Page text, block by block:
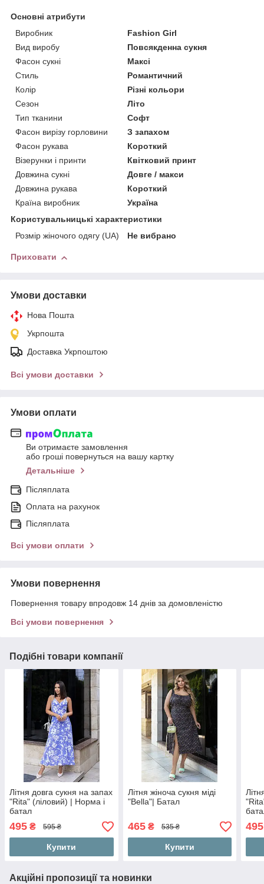
Основні атрибути
Виробник
Fashion Girl
Вид виробу
Повсякденна сукня
Фасон сукні
Максі
Стиль
Романтичний
Колір
Різні кольори
Сезон
Літо
Тип тканини
Софт
Фасон вирізу горловини
З запахом
Фасон рукава
Короткий
Візерунки і принти
Квітковий принт
Довжина сукні
Довге / макси
Довжина рукава
Короткий
Країна виробник
Україна
Користувальницькі характеристики
Розмір жіночого одягу (UA)
Не вибрано
Приховати
Умови доставки
Нова Пошта
Укрпошта
Доставка Укрпоштою
Всі умови доставки
Умови оплати
Ви отримаєте замовлення
або гроші повернуться на вашу картку
Детальніше
Післяплата
Оплата на рахунок
Післяплата
Всі умови оплати
Умови повернення
Повернення товару впродовж 14 днів за домовленістю
Всі умови повернення
Подібні товари компанії
Літня довга сукня на запах
"Rita" (ліловий) | Норма і
батал
495 ₴ 595 ₴
Купити
Літня жіноча сукня міді
"Bella"| Батал
465₴ 535 ₴
Купити
495
Акційні пропозиції та новинки